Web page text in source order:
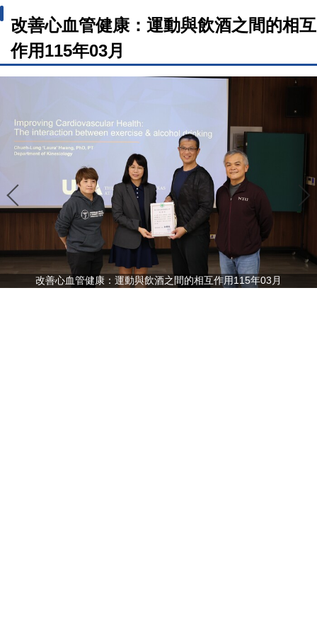
改善心血管健康：運動與飲酒之間的相互
作用115年03月
改善心血管健康：運動與飲酒之間的相互作用115年03月